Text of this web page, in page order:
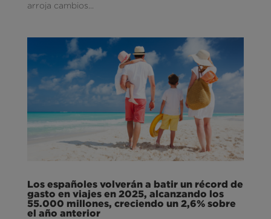
arroja cambios...
Los españoles volverán a batir un récord de
gasto en viajes en 2025, alcanzando los
55.000 millones, creciendo un 2,6% sobre
el año anterior